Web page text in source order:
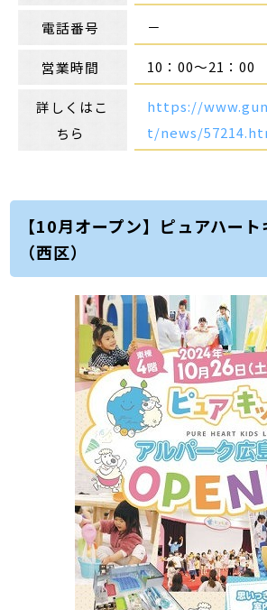
電話番号 －
営業時間 10：00～21：00
詳しくはこ
ちら
https://
t/news/
【10月オープン】ピュアハー
（西区）